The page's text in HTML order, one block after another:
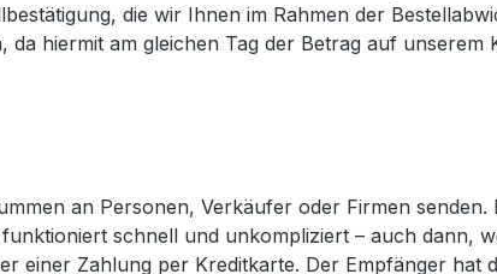
die wir Ihnen im Rahmen der
da hiermit am gleichen Tag der Betrag auf
an Personen, Verkäufer oder Firmen
schnell und unkompliziert – auch dann,
einer Zahlung per Kreditkarte. Der Empfänger hat